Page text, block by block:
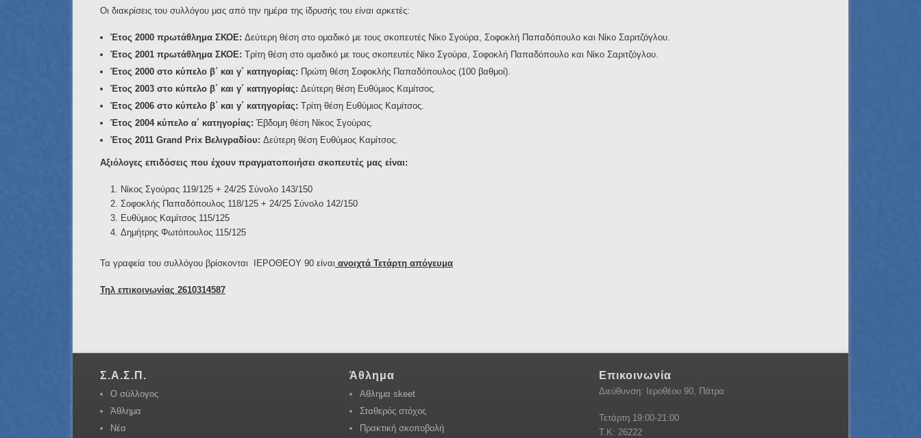
Οι διακρίσεις του συλλόγου μας από την ημέρα της ίδρυσής του είναι αρκετές:
Έτος 2000 πρωτάθλημα ΣΚΟΕ: Δεύτερη θέση στο ομαδικό με τους σκοπευτές Νίκο Σγούρα, Σοφοκλή Παπαδόπουλο και Νίκο Σαριτζόγλου.
Έτος 2001 πρωτάθλημα ΣΚΟΕ: Τρίτη θέση στο ομαδικό με τους σκοπευτές Νίκο Σγούρα, Σοφοκλή Παπαδόπουλο και Νίκο Σαριτζόγλου.
Έτος 2000 στο κύπελο β΄ και γ΄ κατηγορίας: Πρώτη θέση Σοφοκλής Παπαδόπουλος (100 βαθμοί).
Έτος 2003 στο κύπελο β΄ και γ΄ κατηγορίας: Δεύτερη θέση Ευθύμιος Καμίτσος.
Έτος 2006 στο κύπελο β΄ και γ΄ κατηγορίας: Τρίτη θέση Ευθύμιος Καμίτσος.
Έτος 2004 κύπελο α΄ κατηγορίας: Έβδομη θέση Νίκος Σγούρας.
Έτος 2011 Grand Prix Βελιγραδίου: Δεύτερη θέση Ευθύμιος Καμίτσος.
Αξιόλογες επιδόσεις που έχουν πραγματοποιήσει σκοπευτές μας είναι:
Νίκος Σγούρας 119/125 + 24/25 Σύνολο 143/150
Σοφοκλής Παπαδόπουλος 118/125 + 24/25 Σύνολο 142/150
Ευθύμιος Καμίτσος 115/125
Δημήτρης Φωτόπουλος 115/125
Τα γραφεία του συλλόγου βρίσκονται ΙΕΡΟΘΕΟΥ 90 είναιανοιχτά Τετάρτη απόγευμα
Τηλ επικοινωνίας 2610314587
Σ.Α.Σ.Π.
Ο σύλλογος
Άθλημα
Νέα
Άθλημα
Αθλημα skeet
Σταθερός στόχος
Πρακτική σκοποβολή
Επικοινωνία
Διεύθυνση: Ιεροθέου 90, Πάτρα
Τετάρτη 19:00-21:00
Τ.Κ: 26222